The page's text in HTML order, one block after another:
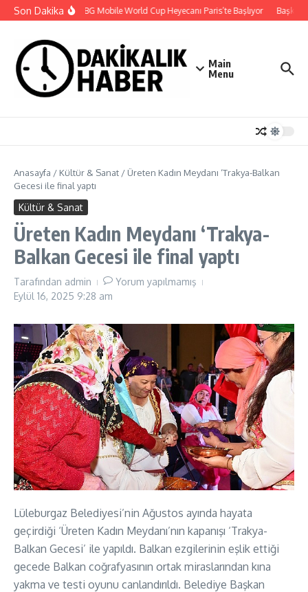
İçeriğe atla
Son Dakika2026 PUBG Mobile World Cup Heyecanı Paris’te Başlıyor Başkan
Main
Menu
Anasayfa / Kültür & Sanat / Üreten Kadın Meydanı ‘Trakya-Balkan
Gecesi ile final yaptı
Kültür & Sanat
Üreten Kadın Meydanı ‘Trakya-
Balkan Gecesi ile final yaptı
Tarafından admin
Yorum yapılmamış
Eylül 16, 2025 9:28 am
Lüleburgaz Belediyesi’nin Ağustos ayında hayata
geçirdiği ‘Üreten Kadın Meydanı’nın kapanışı ‘Trakya-
Balkan Gecesi’ ile yapıldı. Balkan ezgilerinin eşlik ettiği
gecede Balkan coğrafyasının ortak miraslarından kına
yakma ve testi oyunu canlandırıldı. Belediye Başkan